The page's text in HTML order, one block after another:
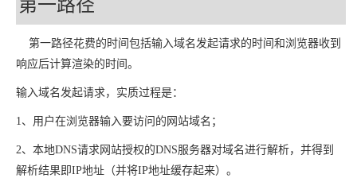
第一路径
第一路径花费的时间包括输入域名发起请求的时间和浏览器收到
响应后计算渲染的时间。
输入域名发起请求，实质过程是：
1、用户在浏览器输入要访问的网站域名；
2、本地DNS请求网站授权的DNS服务器对域名进行解析，并得到
解析结果即IP地址（并将IP地址缓存起来）。